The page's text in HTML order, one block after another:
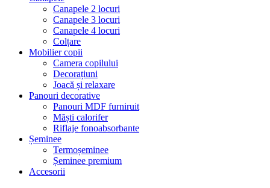
Canapele 2 locuri
Canapele 3 locuri
Canapele 4 locuri
Colțare
Mobilier copii
Camera copilului
Decorațiuni
Joacă și relaxare
Panouri decorative
Panouri MDF furniruit
Măști calorifer
Riflaje fonoabsorbante
Șeminee
Termoșeminee
Șeminee premium
Accesorii